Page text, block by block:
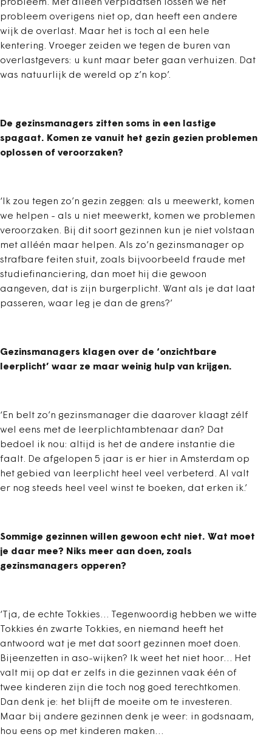
probleem. Met alleen verplaatsen lossen we het
probleem overigens niet op, dan heeft een andere
wijk de overlast. Maar het is toch al een hele
kentering. Vroeger zeiden we tegen de buren van
overlastgevers: u kunt maar beter gaan verhuizen. Dat
was natuurlijk de wereld op z’n kop’.
De gezinsmanagers zitten soms in een lastige
spagaat. Komen ze vanuit het gezin gezien problemen
oplossen of veroorzaken?
‘Ik zou tegen zo’n gezin zeggen: als u meewerkt, komen
we helpen - als u niet meewerkt, komen we problemen
veroorzaken. Bij dit soort gezinnen kun je niet volstaan
met alléén maar helpen. Als zo’n gezinsmanager op
strafbare feiten stuit, zoals bijvoorbeeld fraude met
studiefinanciering, dan moet hij die gewoon
aangeven, dat is zijn burgerplicht. Want als je dat laat
passeren, waar leg je dan de grens?’
Gezinsmanagers klagen over de ‘onzichtbare
leerplicht’ waar ze maar weinig hulp van krijgen.
‘En belt zo’n gezinsmanager die daarover klaagt zélf
wel eens met de leerplichtambtenaar dan? Dat
bedoel ik nou: altijd is het de andere instantie die
faalt. De afgelopen 5 jaar is er hier in Amsterdam op
het gebied van leerplicht heel veel verbeterd. Al valt
er nog steeds heel veel winst te boeken, dat erken ik.’
Sommige gezinnen willen gewoon echt niet. Wat moet
je daar mee? Niks meer aan doen, zoals
gezinsmanagers opperen?
‘Tja, de echte Tokkies… Tegenwoordig hebben we witte
Tokkies én zwarte Tokkies, en niemand heeft het
antwoord wat je met dat soort gezinnen moet doen.
Bijeenzetten in aso-wijken? Ik weet het niet hoor… Het
valt mij op dat er zelfs in die gezinnen vaak één of
twee kinderen zijn die toch nog goed terechtkomen.
Dan denk je: het blijft de moeite om te investeren.
Maar bij andere gezinnen denk je weer: in godsnaam,
hou eens op met kinderen maken…